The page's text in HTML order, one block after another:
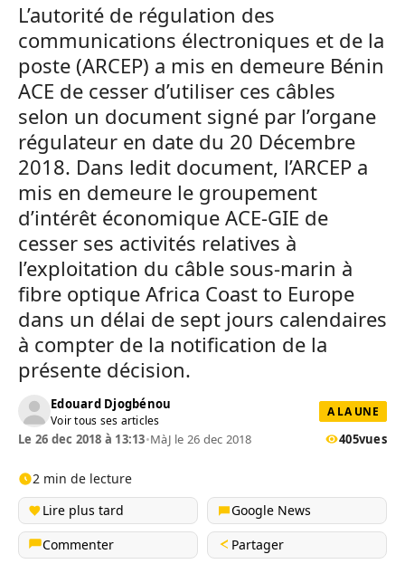
L’autorité de régulation des
communications électroniques et de la
poste (ARCEP) a mis en demeure Bénin
ACE de cesser d’utiliser ces câbles
selon un document signé par l’organe
régulateur en date du 20 Décembre
2018. Dans ledit document, l’ARCEP a
mis en demeure le groupement
d’intérêt économique ACE-GIE de
cesser ses activités relatives à
l’exploitation du câble sous-marin à
fibre optique Africa Coast to Europe
dans un délai de sept jours calendaires
à compter de la notification de la
présente décision.
Edouard Djogbénou
Voir tous ses articles
A LA UNE
Le 26 dec 2018 à 13:13•MàJ le 26 dec 2018 405vues
2 min de lecture
Lire plus tard
Google News
Commenter
Partager